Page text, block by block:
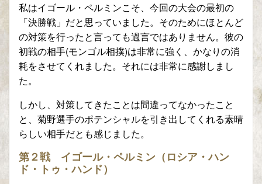
私はイゴール・ペルミンこそ、今回の大会の最初の
「決勝戦」だと思っていました。そのためにほとんど
の対策を行ったと言っても過言ではありません。彼の
初戦の相手(モンゴル相撲)は非常に強く、かなりの消
耗をさせてくれました。それには非常に感謝しまし
た。
しかし、対策してきたことは間違ってなかったこと
と、菊野選手のポテンシャルを引き出してくれる素晴
らしい相手だとも感じました。
第２戦 イゴール・ペルミン（ロシア・ハン
ド・トゥ・ハンド）